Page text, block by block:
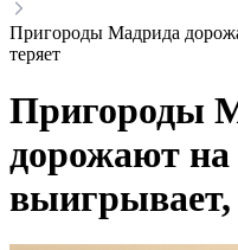
Пригороды Мадрида
теряет
Пригороды
дорожают
выигрывает,